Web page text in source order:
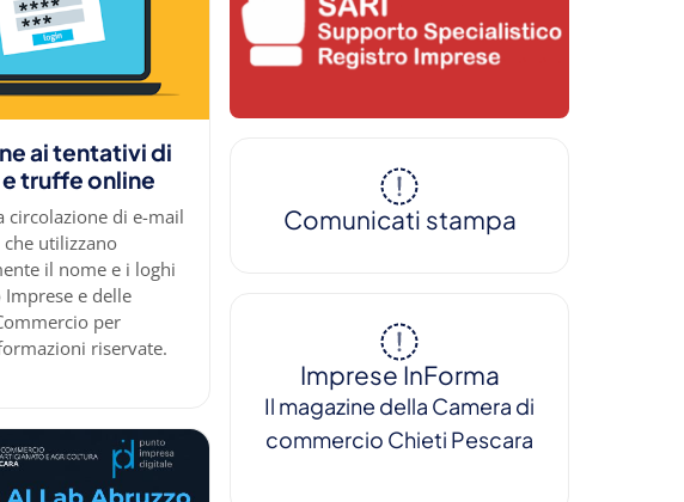
ai tentativi di
truffe online
circolazione di e-mail
utilizzano
il nome e i loghi
Imprese e delle
per
riservate.
Comunicati stampa
Imprese InForma
Il magazine della Camera di
commercio Chieti Pescara